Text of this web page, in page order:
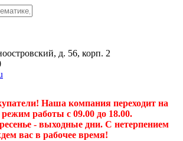
д. 56, корп. 2
Наша компания переходит на
работы с 09.00 до 18.00.
- выходные дни. С нетерпением
вас в рабочее время!